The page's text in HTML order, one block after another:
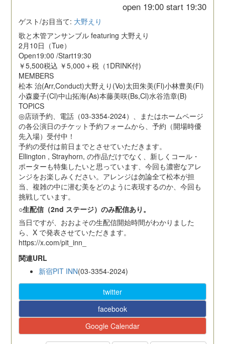
open 19:00 start 19:30
ゲスト/お目当て: 大野えり
歌と木管アンサンブル featuring 大野えり
2月10日（Tue）
Open19:00 /Start19:30
￥5,500税込 ￥5,000＋税（1DRINK付)
MEMBERS
松本 治(Arr,Conduct)大野えり(Vo)太田朱美(Fl)小林豊美(Fl)
小森慶子(Cl)中山拓海(As)本藤美咲(Bs,Cl)水谷浩章(B)
TOPICS
◎店頭予約、電話（03-3354-2024）、またはホームページ
の各公演日のチケット予約フォームから、予約（開場時優
先入場）受付中！
予約の受付は前日までとさせていただきます。
Ellington , Strayhorn, の作品だけでなく、新しくコール・
ポーターも特集したいと思っています、今回も濃密なアレ
ンジをお楽しみください。アレンジは勿論全て松本が担
当、複雑の中に潜む美をどのように表現するのか、今回も
挑戦しています。
○生配信（2nd ステージ）のみ配信あり。
当日ですが、おおよその生配信開始時間がわかりました
ら、X で発表させていただきます。
https://x.com/pit_inn_
関連URL
新宿PIT INN(03-3354-2024)
twitter
facebook
Google Calendar